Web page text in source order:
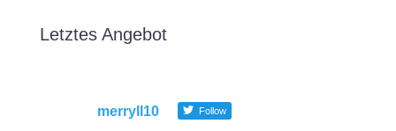
Letztes Angebot
merryll10 Follow